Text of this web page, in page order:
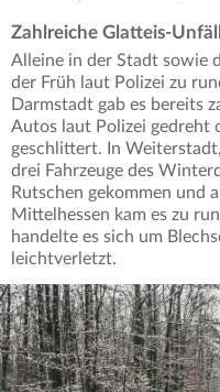
Zahlreiche Glatteis-
Alleine in der Stadt sowie
der Früh laut Polizei zu
Darmstadt gab es bereits
Autos laut Polizei gedreht
geschlittert. In
drei Fahrzeuge des
Rutschen gekommen und
Mittelhessen kam es zu
handelte es sich um
leichtverletzt.